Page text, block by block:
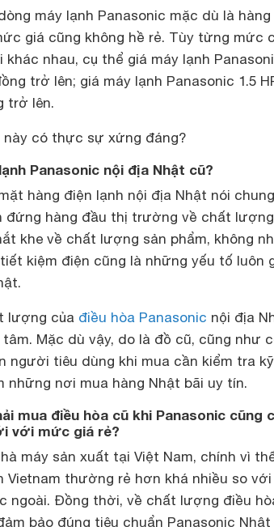
máy lạnh Panasonic mặc dù là
giá cũng không hề rẻ. Tùy từng mức
nhau, cụ thể giá máy lạnh
trở lên; giá máy lạnh Panasonic 1.5
trở lên.
này có thực sự xứng đáng?
Panasonic nội địa Nhật cũ?
hàng điện lạnh nội địa Nhật nói
đứng hàng đầu thị trường về chất
khe về chất lượng sản phẩm, không
kiệm điện cũng là những yếu tố luôn
lượng của điều hòa Panasonic nội địa
Mặc dù vậy, do là đồ cũ, cũng như
người tiêu dùng khi mua cần kiểm tra
những nơi mua hàng Nhật bãi uy tín.
mua điều hòa cũ khi Panasonic cũng
với mức giá rẻ?
máy sản xuất tại Việt Nam, chính vì
Vietnam thường rẻ hơn khá nhiều so
ngoài. Đồng thời, về chất lượng điều
bảo đúng tiêu chuẩn Panasonic